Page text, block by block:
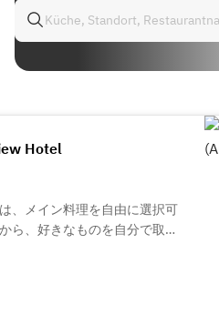
Hotel
、メイン料理を自由に選択可
ら、好きなものを自分で取る